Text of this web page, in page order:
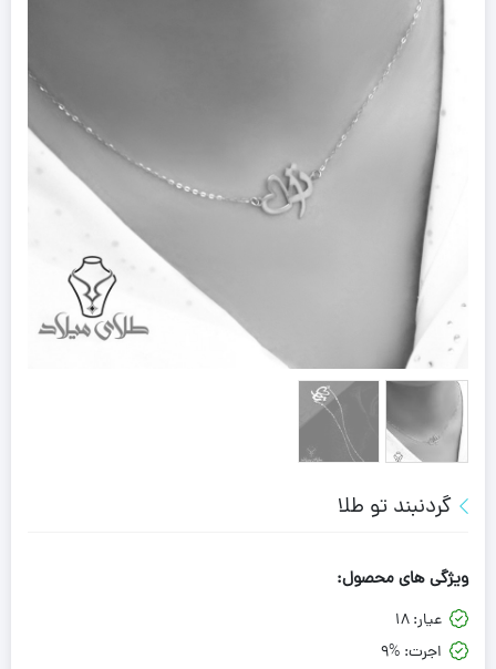
گردنبند تو طلا
ویژگی های محصول:
عیار:18
اجرت: 9%